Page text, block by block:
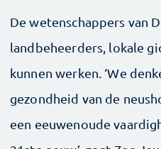
De wetenschappers van
landbeheerders, lokale
kunnen werken. ‘We
gezondheid van de
een eeuwenoude